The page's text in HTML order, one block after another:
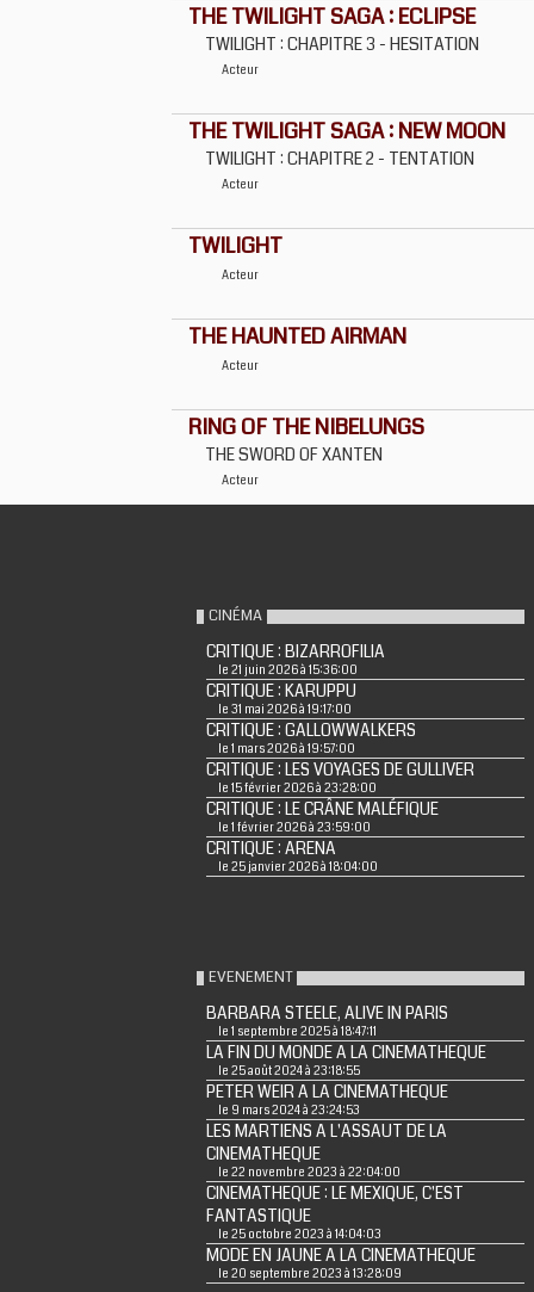
THE TWILIGHT SAGA : ECLIPSE
TWILIGHT : CHAPITRE 3 - HESITATION
Acteur
THE TWILIGHT SAGA : NEW MOON
TWILIGHT : CHAPITRE 2 - TENTATION
Acteur
TWILIGHT
Acteur
THE HAUNTED AIRMAN
Acteur
RING OF THE NIBELUNGS
THE SWORD OF XANTEN
Acteur
CINÉMA
CRITIQUE : BIZARROFILIA
le 21 juin 2026 à 15:36:00
CRITIQUE : KARUPPU
le 31 mai 2026 à 19:17:00
CRITIQUE : GALLOWWALKERS
le 1 mars 2026 à 19:57:00
CRITIQUE : LES VOYAGES DE GULLIVER
le 15 février 2026 à 23:28:00
CRITIQUE : LE CRÂNE MALÉFIQUE
le 1 février 2026 à 23:59:00
CRITIQUE : ARENA
le 25 janvier 2026 à 18:04:00
EVENEMENT
BARBARA STEELE, ALIVE IN PARIS
le 1 septembre 2025 à 18:47:11
LA FIN DU MONDE A LA CINEMATHEQUE
le 25 août 2024 à 23:18:55
PETER WEIR A LA CINEMATHEQUE
le 9 mars 2024 à 23:24:53
LES MARTIENS A L'ASSAUT DE LA
CINEMATHEQUE
le 22 novembre 2023 à 22:04:00
CINEMATHEQUE : LE MEXIQUE, C'EST
FANTASTIQUE
le 25 octobre 2023 à 14:04:03
MODE EN JAUNE A LA CINEMATHEQUE
le 20 septembre 2023 à 13:28:09